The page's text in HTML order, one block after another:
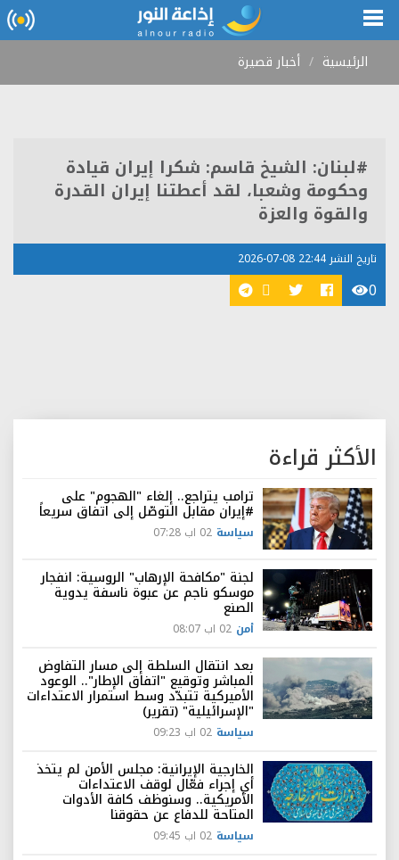
الرئيسية أخبار قصيرة
#لبنان: الشيخ قاسم: شكرا إيران قيادة
وحكومة وشعبا، لقد أعطتنا إيران القدرة
والقوة والعزة
تاريخ النشر 22:44 08-07-2026
0
الأكثر قراءة
ترامب يتراجع.. إلغاء "الهجوم" على
#إيران مقابل التوصّل إلى اتفاق سريعاً
سياسة 02 اب 07:28
لجنة "مكافحة الإرهاب" الروسية: انفجار
موسكو ناجم عن عبوة ناسفة يدوية
الصنع
أمن 02 اب 08:07
بعد انتقال السلطة إلى مسار التفاوض
المباشر وتوقيع "اتفاق الإطار".. الوعود
الأميركية تتبدّد وسط استمرار الاعتداءات
"الإسرائيلية" (تقرير)
سياسة 02 اب 09:23
الخارجية الإيرانية: مجلس الأمن لم يتخذ
أي إجراء فعّال لوقف الاعتداءات
الأمريكية.. وسنوظف كافة الأدوات
المتاحة للدفاع عن حقوقنا
سياسة 02 اب 09:45